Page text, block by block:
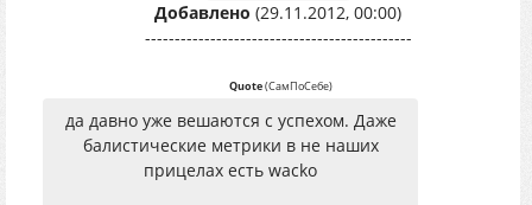
Добавлено (29.11.2012, 00:00)
---------------------------------------------
Quote(СамПоСебе)
да давно уже вешаются с успехом. Даже
балистические метрики в не наших
прицелах есть wacko